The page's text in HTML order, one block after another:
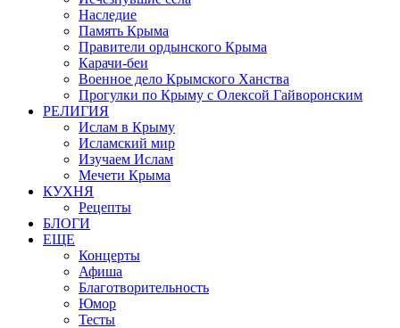
Наследие
Память Крыма
Правители ордынского Крыма
Карачи-беи
Военное дело Крымского Ханства
Прогулки по Крыму с Олексой Гайворонским
РЕЛИГИЯ
Ислам в Крыму
Исламский мир
Изучаем Ислам
Мечети Крыма
КУХНЯ
Рецепты
БЛОГИ
ЕЩЕ
Концерты
Афиша
Благотворительность
Юмор
Тесты